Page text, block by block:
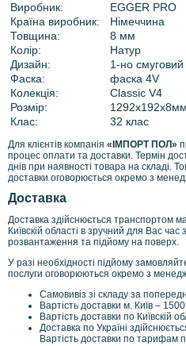
Виробник:
EGGER PRO
Країна виробник:
Німеччина
Товщина:
8 мм
Колір:
Натур
Дизайн:
1-но смуговий
Фаска:
фаска 4V
Колекція:
Classic V4
Розмір:
1292х192х8мм
Клас:
32 клас
Для клієнтів компанія «ІМПОРТ ПОЛ»
процес оплати та доставки. Термін
днів при наявності товара на складі.
доставки оговорюється окремо з
Доставка
Доставка здійснюється транспортом
Київскій області в зручний для Вас
розвантаження та підйому на поверх.
У разі необхідності підйому
послуги оговорюються окремо з
Самовивіз зі складу за
Вартість доставки м. Київ –
Вартість доставки по Київскій
Доставка по Україні
Вартість доставки по тарифам